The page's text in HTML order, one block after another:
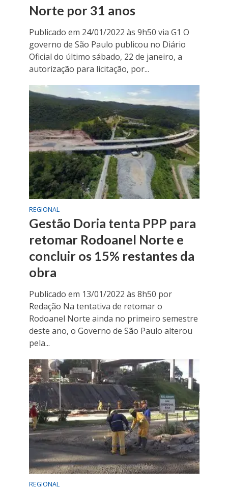
Norte por 31 anos
Publicado em 24/01/2022 às 9h50 via G1 O
governo de São Paulo publicou no Diário
Oficial do último sábado, 22 de janeiro, a
autorização para licitação, por...
REGIONAL
Gestão Doria tenta PPP para
retomar Rodoanel Norte e
concluir os 15% restantes da
obra
Publicado em 13/01/2022 às 8h50 por
Redação Na tentativa de retomar o
Rodoanel Norte ainda no primeiro semestre
deste ano, o Governo de São Paulo alterou
pela...
REGIONAL